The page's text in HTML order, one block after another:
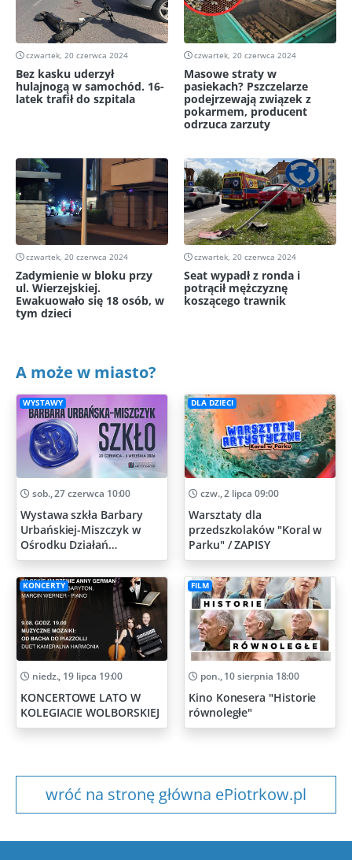
czwartek, 20 czerwca 2024
Bez kasku uderzył
hulajnogą w samochód. 16-
latek trafił do szpitala
czwartek, 20 czerwca 2024
Masowe straty w
pasiekach? Pszczelarze
podejrzewają związek z
pokarmem, producent
odrzuca zarzuty
czwartek, 20 czerwca 2024
Zadymienie w bloku przy
ul. Wierzejskiej.
Ewakuowało się 18 osób, w
tym dzieci
czwartek, 20 czerwca 2024
Seat wypadł z ronda i
potrącił mężczyznę
koszącego trawnik
A może w miasto?
WYSTAWY
sob., 27 czerwca 10:00
Wystawa szkła Barbary
Urbańskiej-Miszczyk w
Ośrodku Działań
Artystycznych
DLA DZIECI
czw., 2 lipca 09:00
Warsztaty dla
przedszkolaków "Koral w
Parku" / ZAPISY
KONCERTY
niedz., 19 lipca 19:00
KONCERTOWE LATO W
KOLEGIACIE WOLBORSKIEJ
FILM
pon., 10 sierpnia 18:00
Kino Konesera "Historie
równoległe"
wróć na stronę główna ePiotrkow.pl